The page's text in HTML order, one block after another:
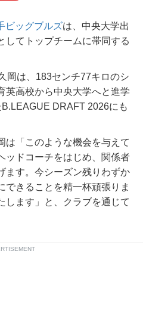
ビッグブルズは、中央大学出
してトップチームに帯同する
岡は、183センチ77キロのシ
英高校から中央大学へと進学
DRAFT 2026にも
「このような機会を与えて
ッドコーチをはじめ、関係者
ます。今シーズン残りわずか
できることを精一杯頑張りま
します」と、クラブを通じて